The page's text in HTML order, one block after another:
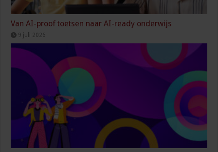
Van AI-proof toetsen naar AI-ready onderwijs
9 juli 2026